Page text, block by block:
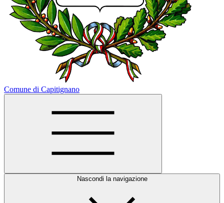
Comune di Capitignano
Nascondi la navigazione